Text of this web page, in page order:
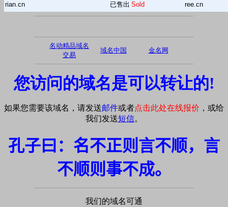
rian.cn
已售出 Sold ree.cn
名动精品域名
交易
域名中国 金名网
您访问的域名是可以转让的!
如果您需要该域名，请发送邮件或者点击此处在线报价 ，或给
我们发送短信。
孔子曰：名不正则言不顺，言
不顺则事不成。
我们的域名可通